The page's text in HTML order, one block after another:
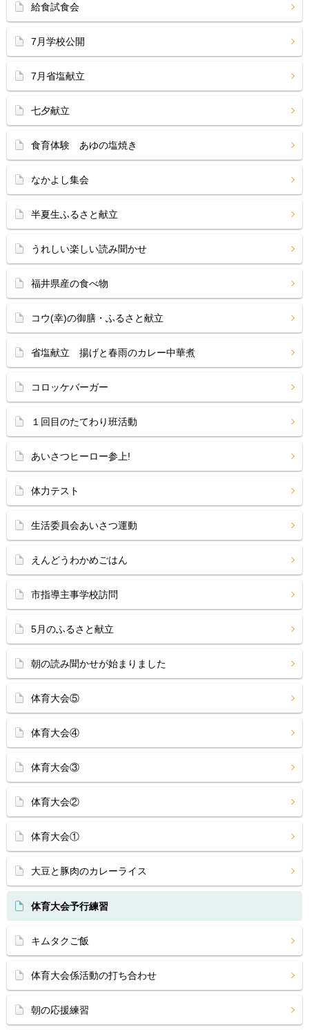
給食試食会
7月学校公開
7月省塩献立
七夕献立
食育体験 あゆの塩焼き
なかよし集会
半夏生ふるさと献立
うれしい楽しい読み聞かせ
福井県産の食べ物
コウ(幸)の御膳・ふるさと献立
省塩献立 揚げと春雨のカレー中華煮
コロッケバーガー
１回目のたてわり班活動
あいさつヒーロー参上!
体力テスト
生活委員会あいさつ運動
えんどうわかめごはん
市指導主事学校訪問
5月のふるさと献立
朝の読み聞かせが始まりました
体育大会⑤
体育大会④
体育大会③
体育大会②
体育大会①
大豆と豚肉のカレーライス
体育大会予行練習
キムタクご飯
体育大会係活動の打ち合わせ
朝の応援練習